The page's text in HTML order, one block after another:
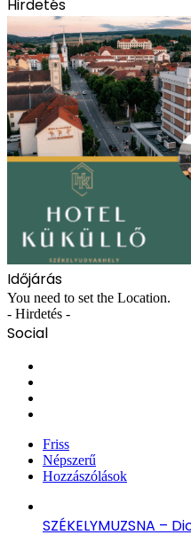
Hirdetés
Időjárás
You need to set the Location.
- Hirdetés -
Social
Friss
Népszerű
Hozzászólások
SZÉKELYMUZSNA –